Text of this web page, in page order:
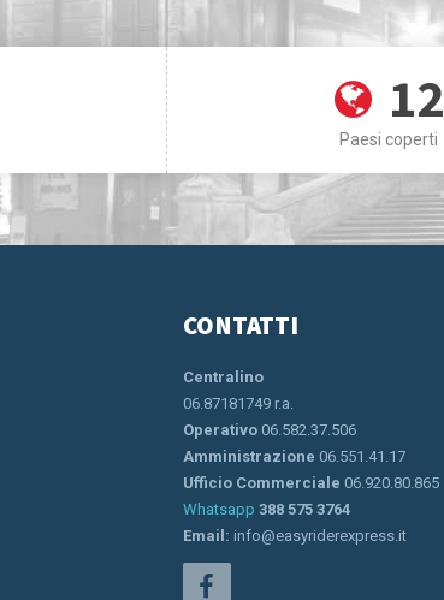
12
Paesi coperti
CONTATTI
Centralino
06.87181749 r.a.
Operativo06.582.37.506
Amministrazione 06.551.41.17
Ufficio Commerciale 06.920.80.865
Whatsapp 388 575 3764
Email: info@easyriderexpress.it